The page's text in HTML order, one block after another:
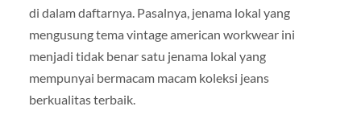
di dalam daftarnya. Pasalnya, jenama lokal yang
mengusung tema vintage american workwear ini
menjadi tidak benar satu jenama lokal yang
mempunyai bermacam macam koleksi jeans
berkualitas terbaik.